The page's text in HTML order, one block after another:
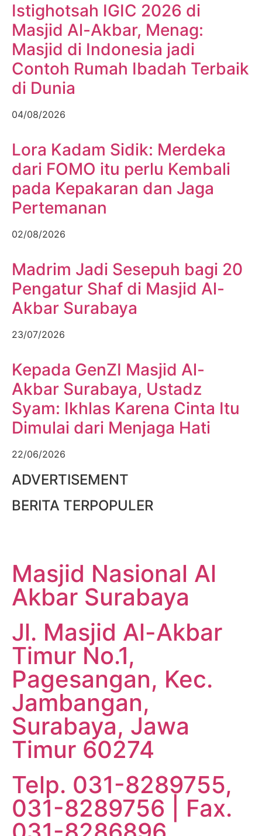
Istighotsah IGIC 2026 di
Masjid Al-Akbar, Menag:
Masjid di Indonesia jadi
Contoh Rumah Ibadah Terbaik
di Dunia
04/08/2026
Lora Kadam Sidik: Merdeka
dari FOMO itu perlu Kembali
pada Kepakaran dan Jaga
Pertemanan
02/08/2026
Madrim Jadi Sesepuh bagi 20
Pengatur Shaf di Masjid Al-
Akbar Surabaya
23/07/2026
Kepada GenZI Masjid Al-
Akbar Surabaya, Ustadz
Syam: Ikhlas Karena Cinta Itu
Dimulai dari Menjaga Hati
22/06/2026
ADVERTISEMENT
BERITA TERPOPULER
Masjid Nasional Al
Akbar Surabaya
Jl. Masjid Al-Akbar
Timur No.1,
Pagesangan, Kec.
Jambangan,
Surabaya, Jawa
Timur 60274
Telp. 031-8289755,
031-8289756 | Fax.